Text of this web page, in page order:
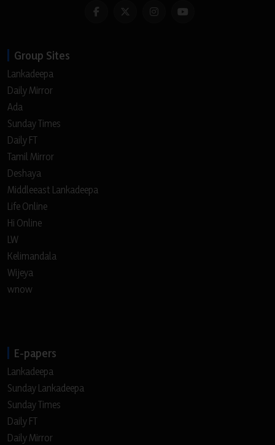
Group Sites
Lankadeepa
Daily Mirror
Ada
Sunday Times
Daily FT
Tamil Mirror
Deshaya
Middleeast Lankadeepa
Life Online
Hi Online
LW
Kelimandala
Wijeya
wnow
E-papers
Lankadeepa
Sunday Lankadeepa
Sunday Times
Daily FT
Daily Mirror